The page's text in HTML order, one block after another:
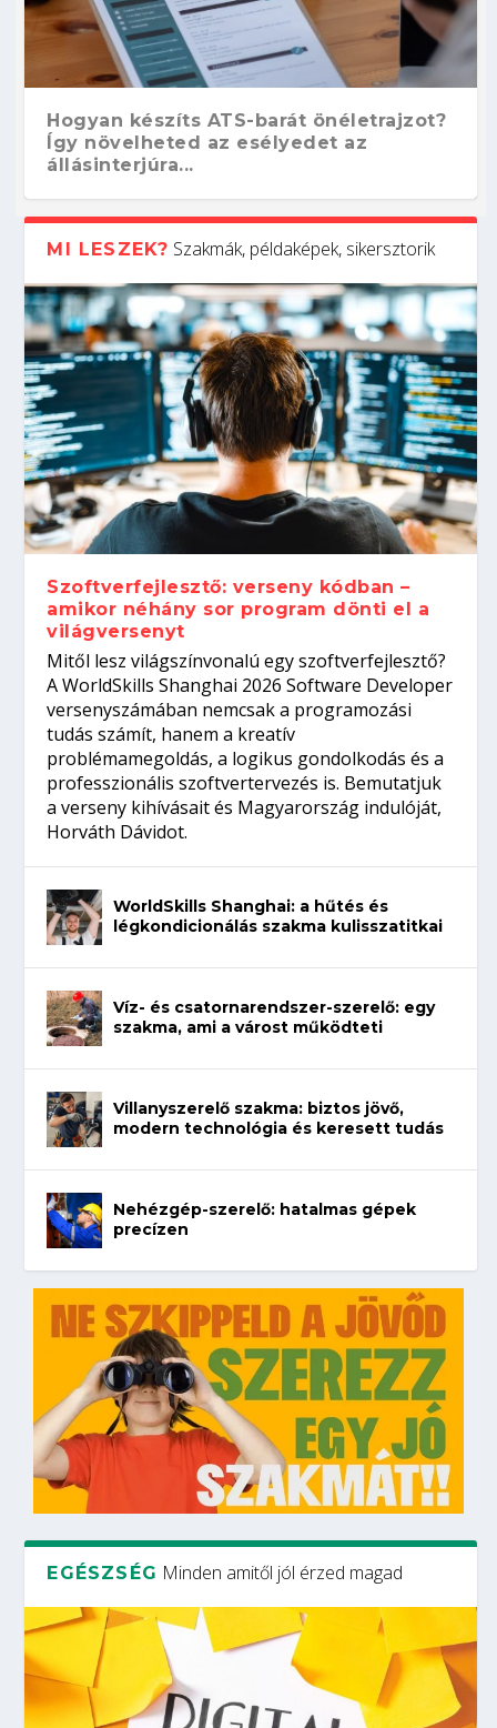
Hogyan készíts ATS-barát önéletrajzot?
Így növelheted az esélyedet az
állásinterjúra...
Kitalálod, mire használják ezeket a
gépeket?
Nem sikerült az egyetemi felvételi?
Tanulj szakmát!
Szoftverfejlesztő: verseny kódban –
amikor néhány sor program dönti el a
világversenyt...
Digitális detox – hogyan kapcsolódj ki
telefon nélkül?
MI LESZEK? Szakmák, példaképek, sikersztorik
Szoftverfejlesztő: verseny kódban –
amikor néhány sor program dönti el a
világversenyt
Mitől lesz világszínvonalú egy szoftverfejlesztő?
A WorldSkills Shanghai 2026 Software Developer
versenyszámában nemcsak a programozási
tudás számít, hanem a kreatív
problémamegoldás, a logikus gondolkodás és a
professzionális szoftvertervezés is. Bemutatjuk
a verseny kihívásait és Magyarország indulóját,
Horváth Dávidot.
WorldSkills Shanghai: a hűtés és
légkondicionálás szakma kulisszatitkai
Víz- és csatornarendszer-szerelő: egy
szakma, ami a várost működteti
Villanyszerelő szakma: biztos jövő,
modern technológia és keresett tudás
Nehézgép-szerelő: hatalmas gépek
precízen
EGÉSZSÉG Minden amitől jól érzed magad